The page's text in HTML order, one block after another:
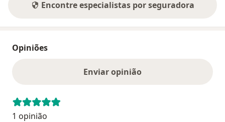
Encontre especialistas por seguradora
Opiniões
Enviar opinião
1 opinião